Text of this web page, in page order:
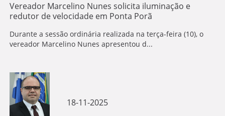
Vereador Marcelino Nunes solicita iluminação e
redutor de velocidade em Ponta Porã
Durante a sessão ordinária realizada na terça-feira (10), o
vereador Marcelino Nunes apresentou d...
18-11-2025